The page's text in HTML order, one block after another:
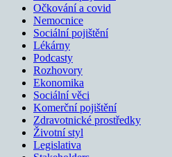
Očkování a covid
Nemocnice
Sociální pojištění
Lékárny
Podcasty
Rozhovory
Ekonomika
Sociální věci
Komerční pojištění
Zdravotnické prostředky
Životní styl
Legislativa